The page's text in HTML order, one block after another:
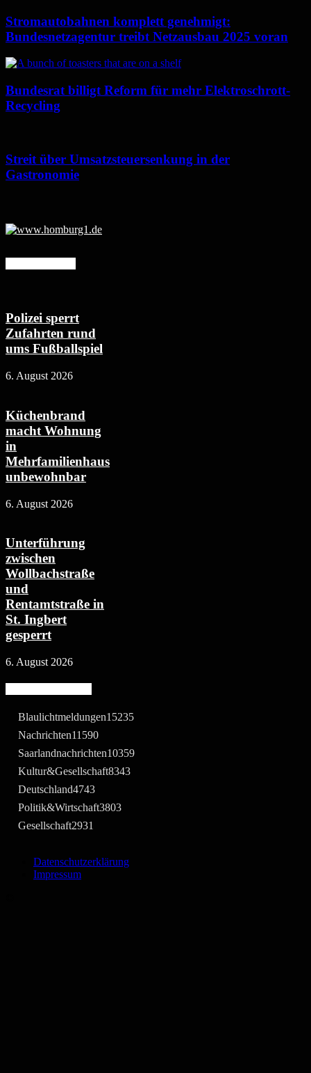
Stromautobahnen komplett genehmigt:
Bundesnetzagentur treibt Netzausbau 2025 voran
Bundesrat billigt Reform für mehr Elektroschrott-
Recycling
Streit über Umsatzsteuersenkung in der
Gastronomie
Polizei sperrt
Zufahrten rund
ums Fußballspiel
6. August 2026
Küchenbrand
macht Wohnung
in
Mehrfamilienhaus
unbewohnbar
6. August 2026
Unterführung
zwischen
Wollbachstraße
und
Rentamtstraße in
St. Ingbert
gesperrt
6. August 2026
Blaulichtmeldungen15235
Nachrichten11590
Saarlandnachrichten10359
Kultur&Gesellschaft8343
Deutschland4743
Politik&Wirtschaft3803
Gesellschaft2931
Datenschutzerklärung
Impressum